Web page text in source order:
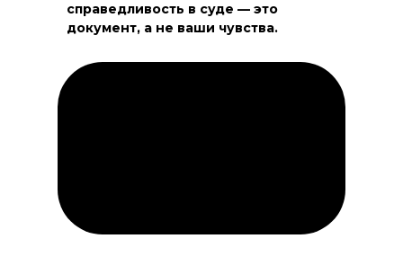
справедливость в суде — это
документ, а не ваши чувства.